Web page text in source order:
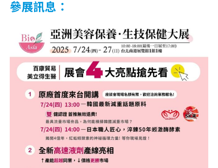
參展訊息：